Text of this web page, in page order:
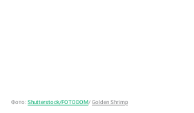
Фото: Shutterstock/FOTODOM/ Golden Shrimp